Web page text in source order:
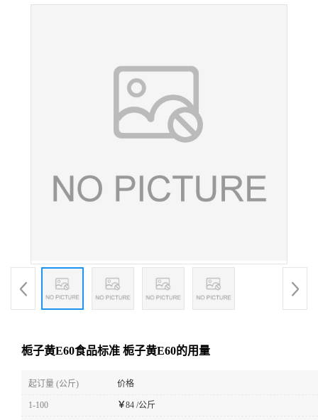
栀子黄E60食品标准 栀子黄E60的用量
起订量 (公斤) 价格
1-100 ￥84 /公斤